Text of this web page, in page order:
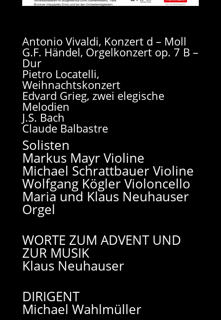
Antonio Vivaldi, Konzert d – Moll
G.F. Händel, Orgelkonzert op. 7 B –
Dur
Pietro Locatelli,
Weihnachtskonzert
Edvard Grieg, zwei elegische
Melodien
J.S. Bach
Claude Balbastre
Solisten
Markus Mayr Violine
Michael Schrattbauer Violine
Wolfgang Kögler Violoncello
Maria und Klaus Neuhauser
Orgel
WORTE ZUM ADVENT UND
ZUR MUSIK
Klaus Neuhauser
DIRIGENT
Michael Wahlmüller